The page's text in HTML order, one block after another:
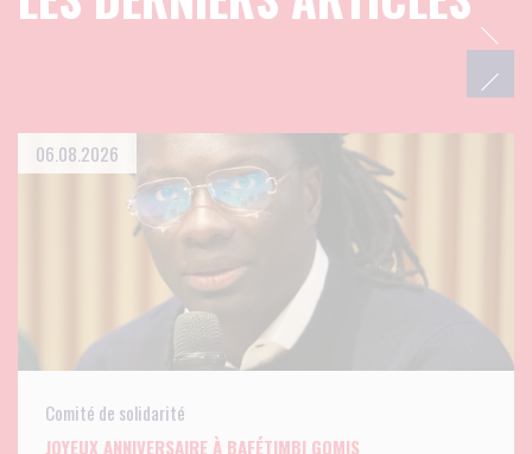
06.08.2026
Comité de solidarité
JOYEUX ANNIVERSAIRE À BAFÉTIMBI GOMIS